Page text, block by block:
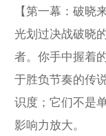
【第一幕：破晓
光划过决战破晓
者。你手中握着
于胜负节奏的传
识度；它们不是
影响力放大。